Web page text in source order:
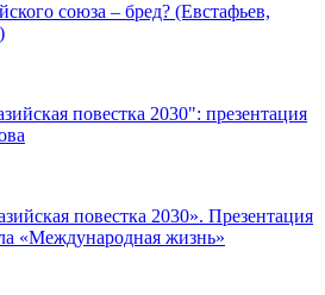
союза – бред? (Евстафьев,
повестка 2030": презентация
повестка 2030». Презентация
«Международная жизнь»